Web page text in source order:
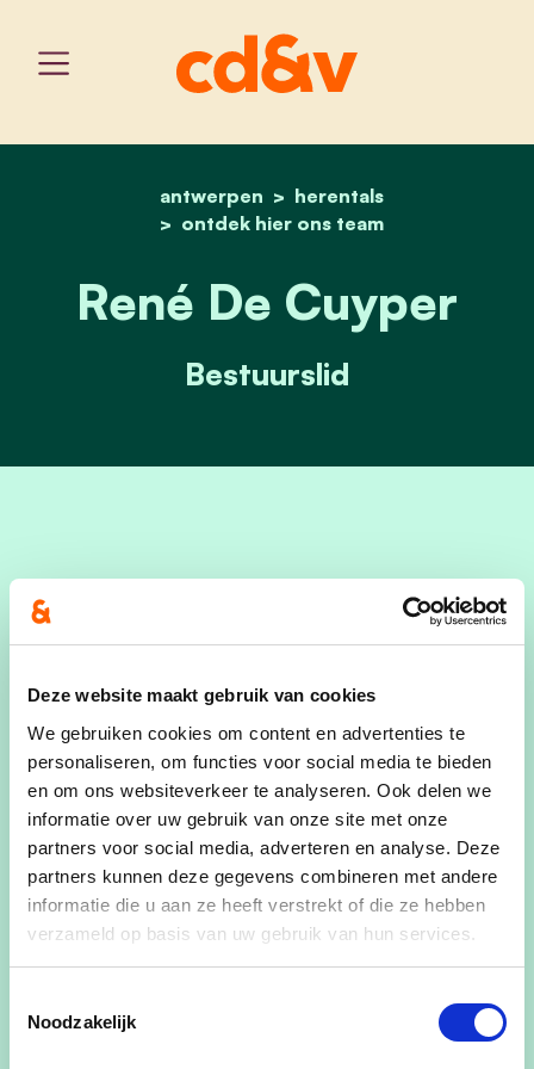
Deze website maakt gebruik van cookies
We gebruiken cookies om content en advertenties te
personaliseren, om functies voor social media te bieden
en om ons websiteverkeer te analyseren. Ook delen we
informatie over uw gebruik van onze site met onze
partners voor social media, adverteren en analyse. Deze
partners kunnen deze gegevens combineren met andere
informatie die u aan ze heeft verstrekt of die ze hebben
verzameld op basis van uw gebruik van hun services.
Noodzakelijk
home
antwerpen
herentals
ontdek hier ons team
rené de cuyper
René De Cuyper
Bestuurslid
Ik ben
René, voormalig uitbater van Electro Rem en
ben ik een geëngageerd oud-lid van Scouts De
Buecken en zing ik graag bij het Hertals
Zeemanskoor. Ik word vaak omschreven als een
hartelijk en rustig persoon met een duidelijke
mening.
Ik sta voor
respect, rechtvaardigheid en betrokkenheid. Ik
geloof in de kracht van samen en het belang van